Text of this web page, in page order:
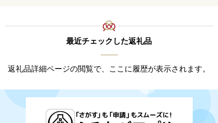
最近チェックした返礼品
返礼品詳細ページの閲覧で、ここに履歴が表示されます。